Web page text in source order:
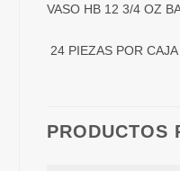
VASO HB 12 3/4 OZ
24 PIEZAS POR CAJA
PRODUCTOS